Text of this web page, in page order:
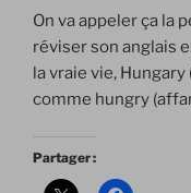
On va appeler ça la
réviser son anglais
la vraie vie,
comme hungry
Partager :